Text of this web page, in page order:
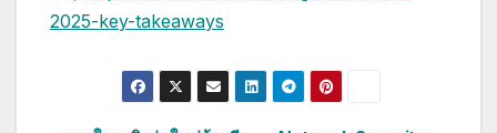
2025-key-takeaways